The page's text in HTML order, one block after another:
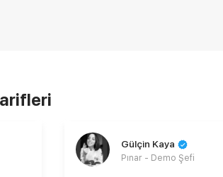
Gülçin Kaya
Pınar - Demo Şefi